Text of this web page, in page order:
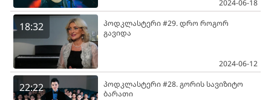
2024-06-18
18:32
პოდკლასტერი #29. დრო როგორ
გავიდა
2024-06-12
22:22
პოდკლასტერი #28. გორის სავიზიტო
ბარათი